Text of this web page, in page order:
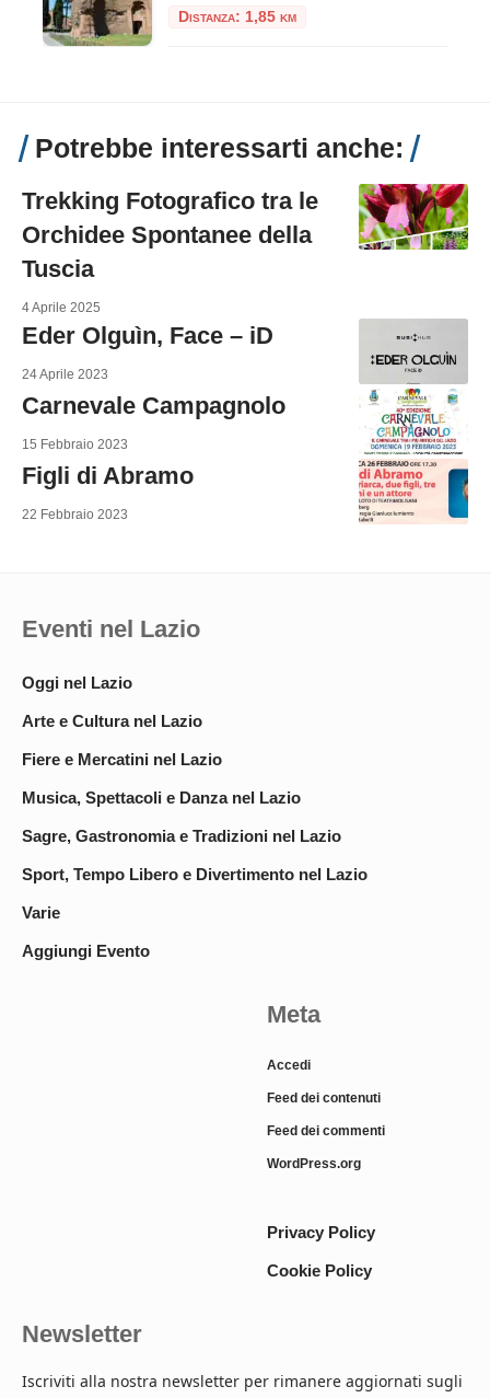
Distanza: 1,85 km
Potrebbe interessarti anche:
Trekking Fotografico tra le
Orchidee Spontanee della
Tuscia
4 Aprile 2025
Eder Olguìn, Face – iD
24 Aprile 2023
Carnevale Campagnolo
15 Febbraio 2023
Figli di Abramo
22 Febbraio 2023
Eventi nel Lazio
Oggi nel Lazio
Arte e Cultura nel Lazio
Fiere e Mercatini nel Lazio
Musica, Spettacoli e Danza nel Lazio
Sagre, Gastronomia e Tradizioni nel Lazio
Sport, Tempo Libero e Divertimento nel Lazio
Varie
Aggiungi Evento
Meta
Accedi
Feed dei contenuti
Feed dei commenti
WordPress.org
Privacy Policy
Cookie Policy
Newsletter
Iscriviti alla nostra newsletter per rimanere aggiornati sugli